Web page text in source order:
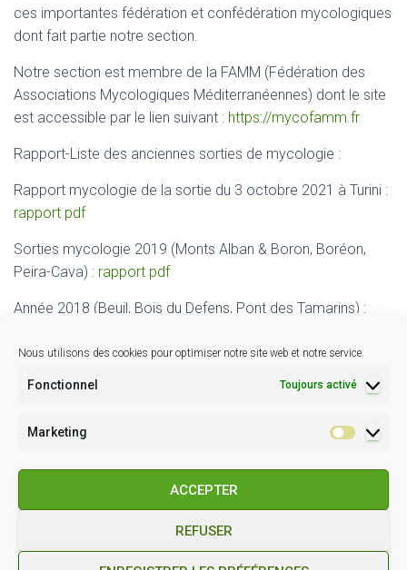
Nous utilisons des cookies pour optimiser notre site web et notre service.
Fonctionnel Toujours activé
Marketing
ACCEPTER
REFUSER
ces importantes fédération et confédération mycologiques
dont fait partie notre section.
Notre section est membre de la FAMM (Fédération des
Associations Mycologiques Méditerranéennes) dont le site
est accessible par le lien suivant : https://mycofamm.fr
Rapport-Liste des anciennes sorties de mycologie :
Rapport mycologie de la sortie du 3 octobre 2021 à Turini :
rapport pdf
Sorties mycologie 2019 (Monts Alban & Boron, Boréon,
Peira-Cava) : rapport pdf
Année 2018 (Beuil, Bois du Defens, Pont des Tamarins) :
Palanfré, Plateau de la Justice, Lac de l’Avellan) :
Sorties
POLITIQUE DE COOKIES (EU) CONDITIONS GÉNÉRALES